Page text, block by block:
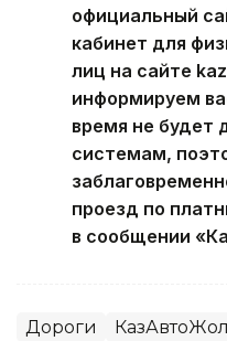
официальный
кабинет для
лиц на сайте
информируем
время не будет
системам,
проезд по
в сообщении
Дороги КазАвтоЖол